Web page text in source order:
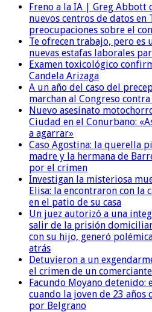
Freno a la IA | Greg Abbott
nuevos centros de datos en
preocupaciones sobre el
Te ofrecen trabajo, pero es
nuevas estafas laborales
Examen toxicológico
Candela Arizaga
A un año del caso del
marchan al Congreso
Nuevo asesinato
Ciudad en el Conurbano:
a agarrar»
Caso Agostina: la querella
madre y la hermana de
por el crimen
Investigan la misteriosa
Elisa: la encontraron con la
en el patio de su casa
Un juez autorizó a una
salir de la prisión
con su hijo, generó
atrás
Detuvieron a un
el crimen de un
Facundo Moyano detenido:
cuando la joven de 23 años
por Belgrano